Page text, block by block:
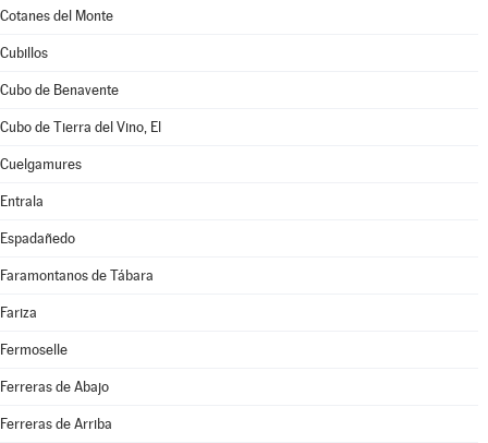
Cotanes del Monte
Cubillos
Cubo de Benavente
Cubo de Tierra del Vino, El
Cuelgamures
Entrala
Espadañedo
Faramontanos de Tábara
Fariza
Fermoselle
Ferreras de Abajo
Ferreras de Arriba